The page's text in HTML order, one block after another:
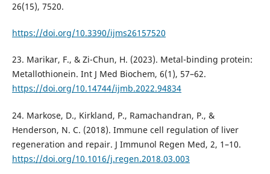
26(15), 7520.
https://doi.org/10.3390/ijms26157520
23. Marikar, F., & Zi-Chun, H. (2023). Metal-binding protein:
Metallothionein. Int J Med Biochem, 6(1), 57–62.
https://doi.org/10.14744/ijmb.2022.94834
24. Markose, D., Kirkland, P., Ramachandran, P., &
Henderson, N. C. (2018). Immune cell regulation of liver
regeneration and repair. J Immunol Regen Med, 2, 1–10.
https://doi.org/10.1016/j.regen.2018.03.003